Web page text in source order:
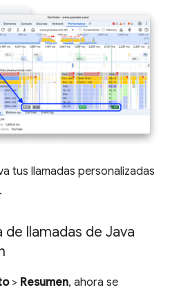
tus llamadas personalizadas
.
llamadas de Java
> Resumen, ahora se